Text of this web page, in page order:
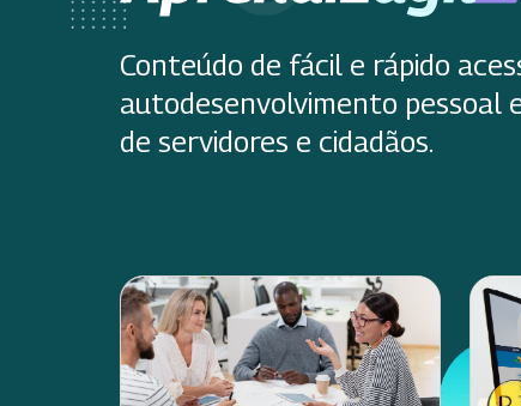
Conteúdo de fácil e rápido
autodesenvolvimento pessoal
de servidores e cidadãos.